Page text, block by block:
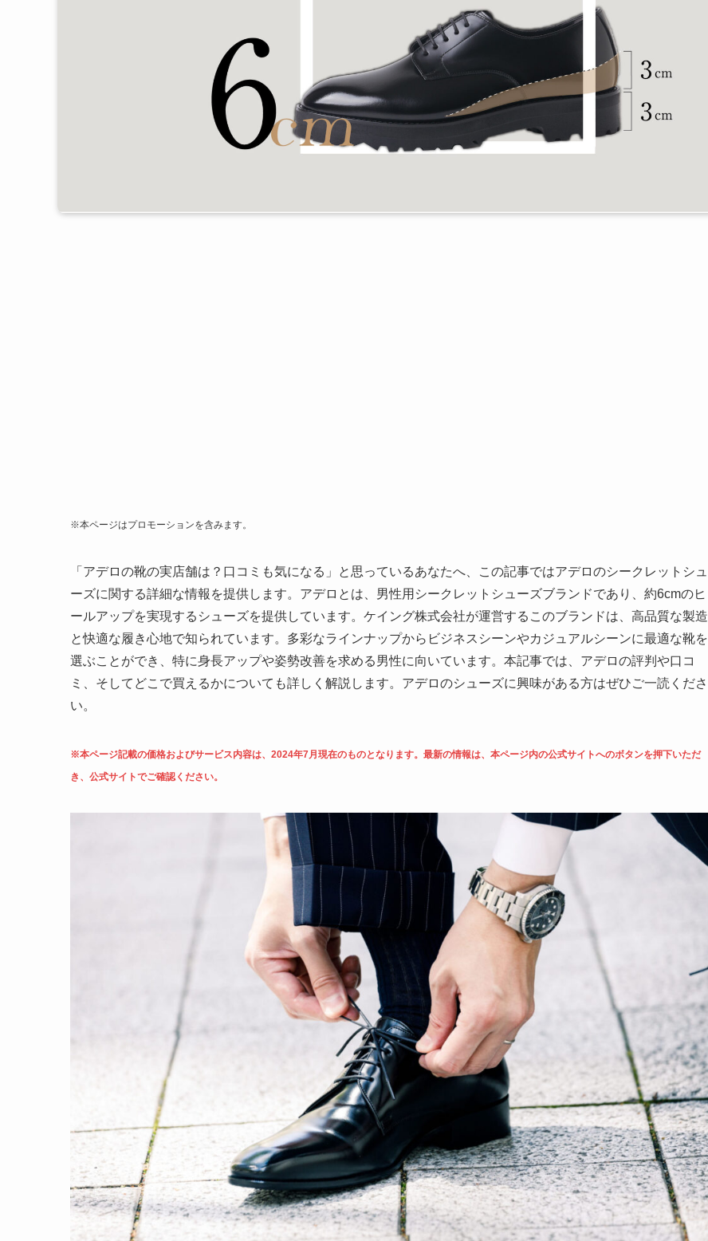
※本ページはプロモーションを含みます。
「アデロの靴の実店舗は？口コミも気になる」と思っているあなたへ、この記事ではアデロのシークレットシュ
ーズに関する詳細な情報を提供します。アデロとは、男性用シークレットシューズブランドであり、約6cmのヒ
ールアップを実現するシューズを提供しています。ケイング株式会社が運営するこのブランドは、高品質な製造
と快適な履き心地で知られています。多彩なラインナップからビジネスシーンやカジュアルシーンに最適な靴を
選ぶことができ、特に身長アップや姿勢改善を求める男性に向いています。本記事では、アデロの評判や口コ
ミ、そしてどこで買えるかについても詳しく解説します。アデロのシューズに興味がある方はぜひご一読くださ
い。
※本ページ記載の価格およびサービス内容は、2024年7月現在のものとなります。最新の情報は、本ページ内の公式サイトへのボタンを押下いただ
き、公式サイトでご確認ください。